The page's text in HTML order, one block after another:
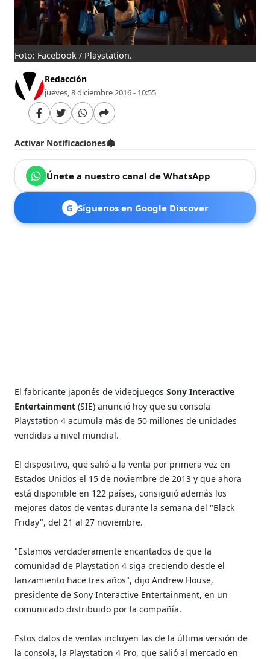
Foto: Facebook / Playstation.
Redacción
jueves, 8 diciembre 2016 - 10:55
Activar Notificaciones
Únete a nuestro canal de WhatsApp
G Síguenos en Google Discover
El fabricante japonés de videojuegosSony Interactive
Entertainment (SIE) anunció hoy que su consola
Playstation 4 acumula más de 50 millones de unidades
vendidas a nivel mundial.
El dispositivo, que salió a la venta por primera vez en
Estados Unidos el 15 de noviembre de 2013 y que ahora
está disponible en 122 países, consiguió además los
mejores datos de ventas durante la semana del "Black
Friday", del 21 al 27 noviembre.
"Estamos verdaderamente encantados de que la
comunidad de Playstation 4 siga creciendo desde el
lanzamiento hace tres años", dijo Andrew House,
presidente de Sony Interactive Entertainment, en un
comunicado distribuido por la compañía.
Estos datos de ventas incluyen las de la última versión de
la consola, la Playstation 4 Pro, que salió al mercado en